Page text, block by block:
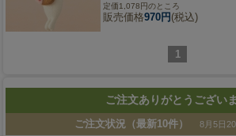
定価1,078円のところ
販売価格970円 (税込)
1
ご注文ありがとうござい